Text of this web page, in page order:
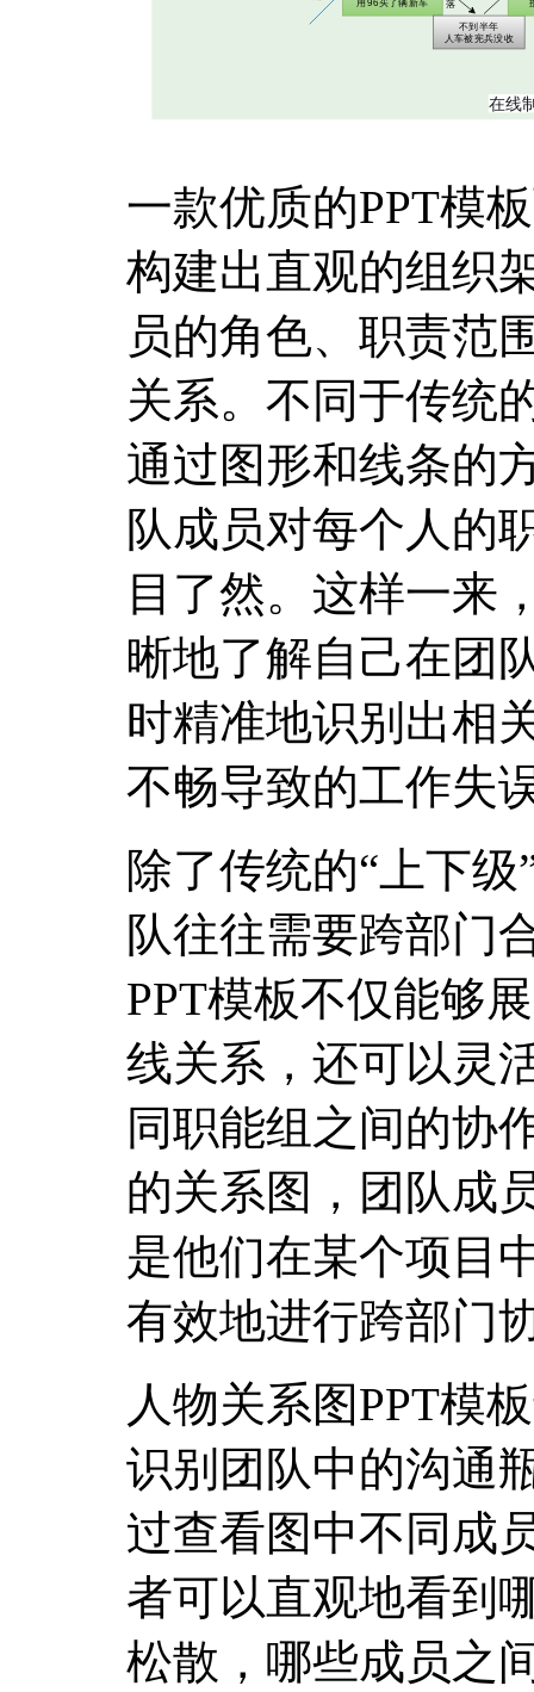
一款优质的PPT模
构建出直观的组织
员的角色、职责范
关系。不同于传统
通过图形和线条的
队成员对每个人的
目了然。这样一来
晰地了解自己在团
时精准地识别出相
不畅导致的工作失
除了传统的“上下
队往往需要跨部门
PPT模板不仅能够
线关系，还可以灵
同职能组之间的协
的关系图，团队成
是他们在某个项目
有效地进行跨部门
人物关系图PPT模
识别团队中的沟通
过查看图中不同成
者可以直观地看到
松散，哪些成员之